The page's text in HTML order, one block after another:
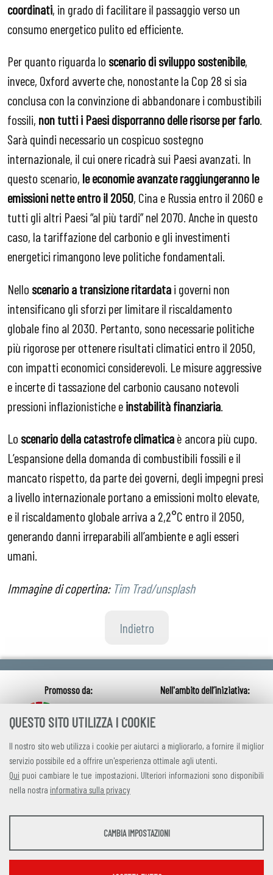
QUESTO SITO UTILIZZA I COOKIE
Il nostro sito web utilizza i cookie per aiutarci a migliorarlo, a fornire il miglior
servizio possibile ed a offrire un'esperienza ottimale agli utenti.
Qui puoi cambiare le tue impostazioni. Ulteriori informazioni sono disponibili
nella nostra informativa sulla privacy
STATISTICHE
CAMBIA IMPOSTAZIONI
coordinati, in grado di facilitare il passaggio verso un
consumo energetico pulito ed efficiente.
Per quanto riguarda lo scenario di sviluppo sostenibile,
invece, Oxford avverte che, nonostante la Cop 28 si sia
conclusa con la convinzione di abbandonare i combustibili
fossili, non tutti i Paesi disporranno delle risorse per farlo
Sarà quindi necessario un cospicuo sostegno
internazionale, il cui onere ricadrà sui Paesi avanzati. In
questo scenario, le economie avanzate raggiungeranno le
emissioni nette entro il 2050, Cina e Russia entro il 2060 e
tutti gli altri Paesi “al più tardi” nel 2070. Anche in questo
caso, la tariffazione del carbonio e gli investimenti
energetici rimangono leve politiche fondamentali.
Nello scenario a transizione ritardatai governi non
intensificano gli sforzi per limitare il riscaldamento
globale fino al 2030. Pertanto, sono necessarie politiche
più rigorose per ottenere risultati climatici entro il 2050,
con impatti economici considerevoli. Le misure aggressive
e incerte di tassazione del carbonio causano notevoli
pressioni inflazionistiche einstabilità finanziaria
Lo scenario della catastrofe climaticaè ancora più cupo.
L’espansione della domanda di combustibili fossili e il
mancato rispetto, da parte dei governi, degli impegni presi
a livello internazionale portano a emissioni molto elevate,
e il riscaldamento globale arriva a 2,2°C entro il 2050,
generando danni irreparabili all’ambiente e agli esseri
umani.
Immagine di copertina: Tim Trad/unsplash
Indietro
credits|privacy|contatti
Alleanza Italiana per lo Sviluppo Sostenibile
Via Farini 17, 00185 Roma C.F. 97893090585 P.IVA 14610671001